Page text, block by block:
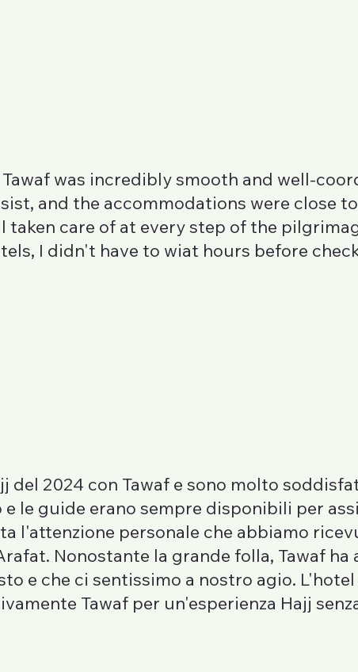
was incredibly smooth and well-
and the accommodations were close
taken care of at every step of the
I didn't have to wiat hours before
del 2024 con Tawaf e sono molto
le guide erano sempre disponibili per
l'attenzione personale che abbiamo
Nonostante la grande folla, Tawaf
e che ci sentissimo a nostro agio.
Tawaf per un'esperienza Hajj